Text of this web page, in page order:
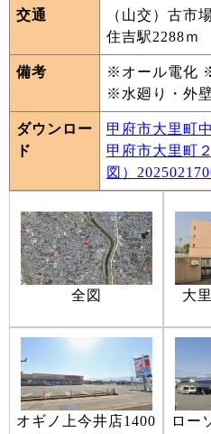
交通
（山交）古市
住吉駅2288ｍ
備考
※オール電化
※水廻り・外
ダウンロー
ド
甲府市大里町
甲府市大里町
図）
全図 大
オギノ上今井店1400
ロー